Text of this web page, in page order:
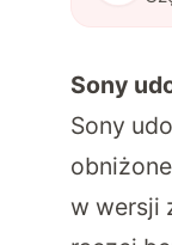
Sony
Sony
w wersji